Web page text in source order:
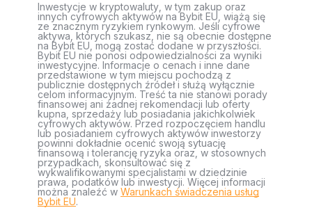
Inwestycje w kryptowaluty, w tym zakup oraz
innych cyfrowych aktywów na Bybit EU, wiążą się
ze znacznym ryzykiem rynkowym. Jeśli cyfrowe
aktywa, których szukasz, nie są obecnie dostępne
na Bybit EU, mogą zostać dodane w przyszłości.
Bybit EU nie ponosi odpowiedzialności za wyniki
inwestycyjne. Informacje o cenach i inne dane
przedstawione w tym miejscu pochodzą z
publicznie dostępnych źródeł i służą wyłącznie
celom informacyjnym. Treść ta nie stanowi porady
finansowej ani żadnej rekomendacji lub oferty
kupna, sprzedaży lub posiadania jakichkolwiek
cyfrowych aktywów. Przed rozpoczęciem handlu
lub posiadaniem cyfrowych aktywów inwestorzy
powinni dokładnie ocenić swoją sytuację
finansową i tolerancję ryzyka oraz, w stosownych
przypadkach, skonsultować się z
wykwalifikowanymi specjalistami w dziedzinie
prawa, podatków lub inwestycji. Więcej informacji
można znaleźć w Warunkach świadczenia usług
Bybit EU.